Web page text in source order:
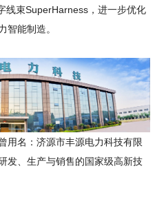
线束SuperHarness，进一步优化
智能制造。
曾用名：济源市丰源电力科技有限
发、生产与销售的国家级高新技